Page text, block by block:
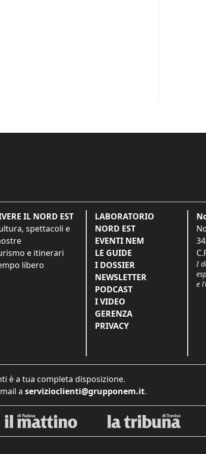
IL NORD EST
spettacoli e
e itinerari
libero
LABORATORIO
NORD EST
EVENTI NEM
LE GUIDE
I DOSSIER
NEWSLETTER
PODCAST
I VIDEO
GERENZA
PRIVACY
I
e
è a tua completa disposizione.
a servizioclienti@grupponem.it.